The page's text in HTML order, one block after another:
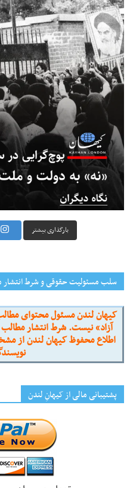
بارگذاری بیشتر
سلب مسئولیت حقوقی و شرط انتشار
کیهان لندن مسئول محتوای
آزاد» نیست. شرط انتشار
اطلاع محفوظ کیهان لندن از
پشتیبانی مالی از کیهانِ لندن